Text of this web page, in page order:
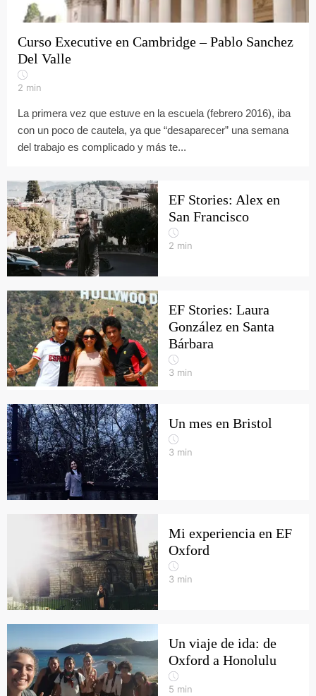
Curso Executive en Cambridge – Pablo Sanchez
Del Valle
2 min
La primera vez que estuve en la escuela (febrero 2016), iba
con un poco de cautela, ya que “desaparecer” una semana
del trabajo es complicado y más te...
EF Stories: Alex en
San Francisco
2 min
EF Stories: Laura
González en Santa
Bárbara
3 min
Un mes en Bristol
3 min
Mi experiencia en EF
Oxford
3 min
Un viaje de ida: de
Oxford a Honolulu
5 min